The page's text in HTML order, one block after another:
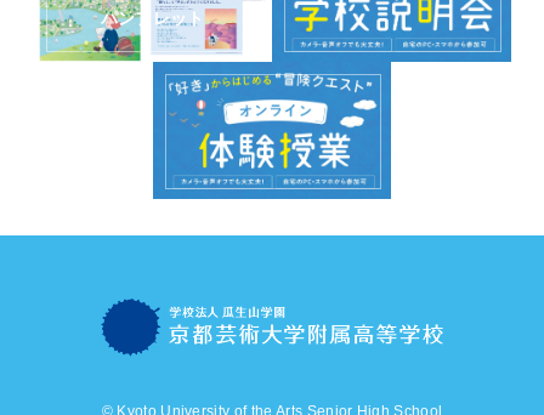
パンフレット